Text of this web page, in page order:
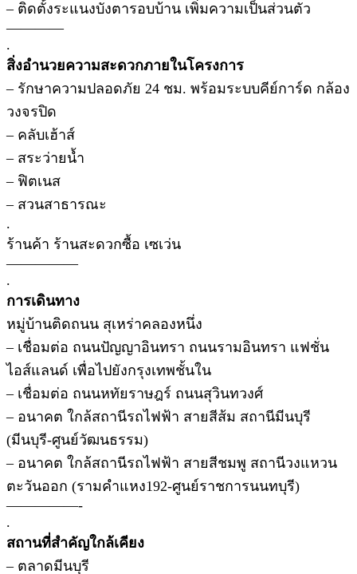
– ติดตั้งระแนงบังตารอบบ้าน เพิ่มความเป็นส่วนตัว
————
.
สิ่งอำนวยความสะดวกภายในโครงการ
– รักษาความปลอดภัย 24 ชม. พร้อมระบบคีย์การ์ด กล้อง
วงจรปิด
– คลับเฮ้าส์
– สระว่ายน้ำ
– ฟิตเนส
– สวนสาธารณะ
.
ร้านค้า ร้านสะดวกซื้อ เซเว่น
—————
.
การเดินทาง
หมู่บ้านติดถนน สุเหร่าคลองหนึ่ง
– เชื่อมต่อ ถนนปัญญาอินทรา ถนนรามอินทรา แฟชั่น
ไอส์แลนด์ เพื่อไปยังกรุงเทพชั้นใน
– เชื่อมต่อ ถนนหทัยราษฎร์ ถนนสุวินทวงศ์
– อนาคต ใกล้สถานีรถไฟฟ้า สายสีส้ม สถานีมีนบุรี
(มีนบุรี-ศูนย์วัฒนธรรม)
– อนาคต ใกล้สถานีรถไฟฟ้า สายสีชมพู สถานีวงแหวน
ตะวันออก (รามคำแหง192-ศูนย์ราชการนนทบุรี)
—————-
.
สถานที่สำคัญใกล้เคียง
– ตลาดมีนบุรี